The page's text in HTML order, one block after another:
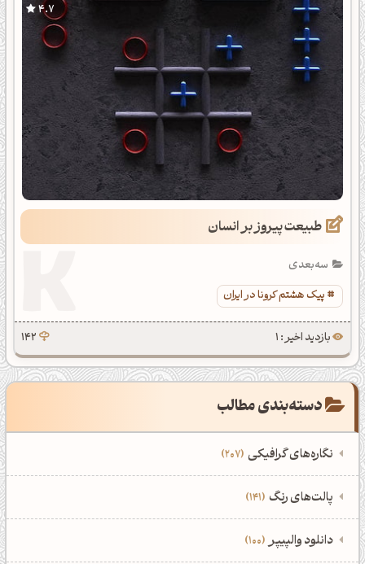
4.7
طبیعت پیروز بر انسان
سه‌بعدی
پیک هشتم کرونا در ایران
بازدید اخیر : 1 142
دسته‌بندی مطالب
نگاره‌های گرافیکی 207
‌همه دسته‌بندی‌های نگاره‌های گرافیکی
نمایش همه نگاره‌ها
‌پالت‌های رنگ 141
‌همه دسته‌بندی‌های پالت‌های رنگ
‌دانلود والپیپر 100